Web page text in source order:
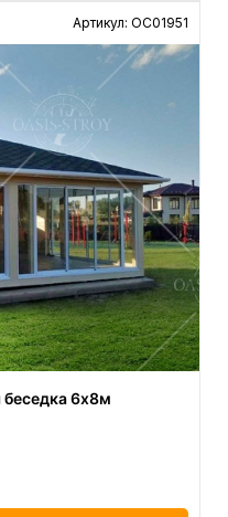
Артикул: ОС01951
6х8м